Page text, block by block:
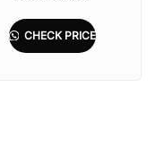
CHECK PRICE